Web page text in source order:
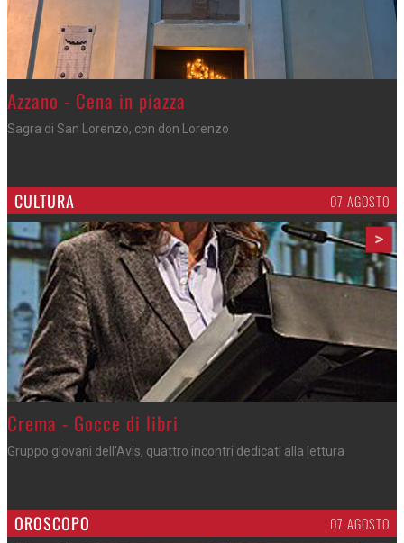
Gli appuntamenti fino a sabato
Cosa fare questi giorni nel Cremasco
CULTURA 07 AGOSTO
>
Crema - Gocce di libri
Gruppo giovani dell'Avis, quattro incontri dedicati alla lettura
OROSCOPO 07 AGOSTO